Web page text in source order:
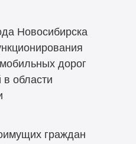
Новосибирска
дорог
области
граждан